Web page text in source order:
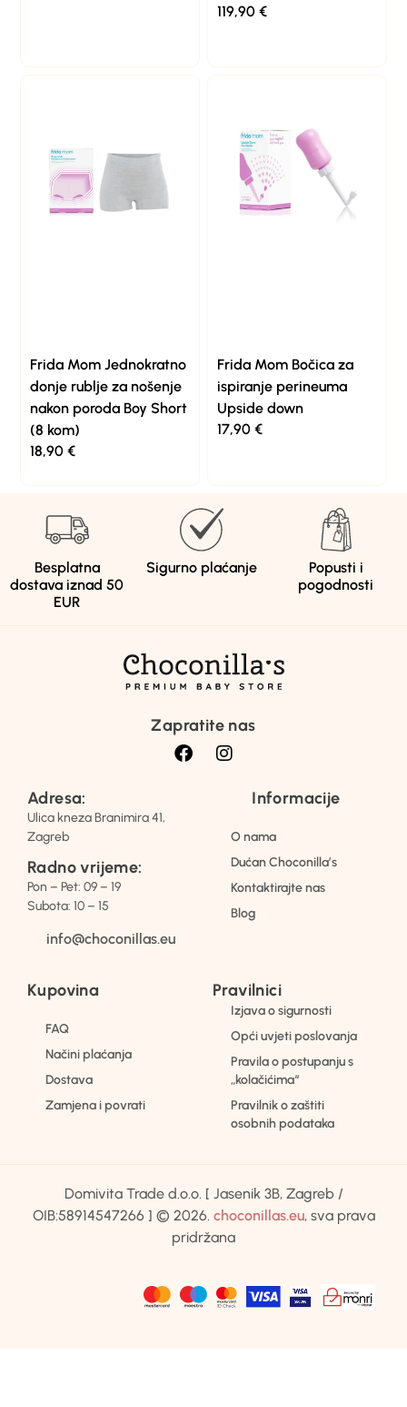
119,90 €
Frida Mom Jednokratno
donje rublje za nošenje
nakon poroda Boy Short
(8 kom)
18,90€
Frida Mom Bočica za
ispiranje perineuma
Upside down
17,90 €
Besplatna
dostava iznad 50
EUR
Sigurno plaćanje
Popusti i
pogodnosti
Zapratite nas
Adresa:
Ulica kneza Branimira 41,
Zagreb
Radno vrijeme:
Pon – Pet: 09 – 19
Subota: 10 – 15
info@choconillas.eu
Informacije
O nama
Dućan Choconilla’s
Kontaktirajte nas
Blog
Kupovina
FAQ
Načini plaćanja
Dostava
Zamjena i povrati
Pravilnici
Izjava o sigurnosti
Opći uvjeti poslovanja
Pravila o postupanju s
„kolačićima“
Pravilnik o zaštiti
osobnih podataka
Domivita Trade d.o.o. [ Jasenik 3B, Zagreb /
OIB:58914547266 ] © 2026. choconillas.eu, sva prava
pridržana